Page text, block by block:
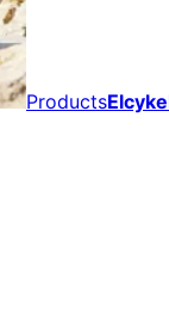
Products